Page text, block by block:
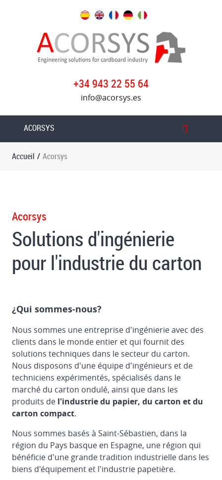
+34 943 22 55 64
info@acorsys.es
ACORSYS
services
Oversys
groupe
Contact
Accueil / Acorsys
Acorsys
Solutions d'ingénierie
pour l'industrie du carton
¿Qui sommes-nous?
Nous sommes une entreprise d'ingénierie avec des
clients dans le monde entier et qui fournit des
solutions techniques dans le secteur du carton.
Nous disposons d'une équipe d'ingénieurs et de
techniciens expérimentés, spécialisés dans le
marché du carton ondulé, ainsi que dans les
produits de l'industrie du papier, du carton et du
carton compact.
Nous sommes basés à Saint-Sébastien, dans la
région du Pays basque en Espagne, une région qui
bénéficie d'une grande tradition industrielle dans les
biens d'équipement et l'industrie papetière.